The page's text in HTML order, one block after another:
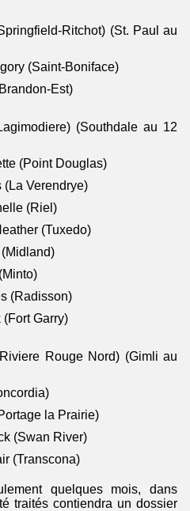
Ritchot) (St. Paul au
(Saint-Boniface)
Est)
(Southdale au 12
(Point Douglas)
(La Verendrye)
(Riel)
(Tuxedo)
(Radisson)
(Fort Garry)
Rouge Nord) (Gimli au
la Prairie)
(Swan River)
(Transcona)
quelques mois, dans
traités contiendra un dossier